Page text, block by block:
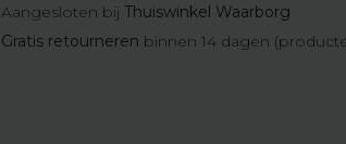
Aangesloten bijThuiswinkel Waarborg
Gratis retourneren binnen 14 dagen